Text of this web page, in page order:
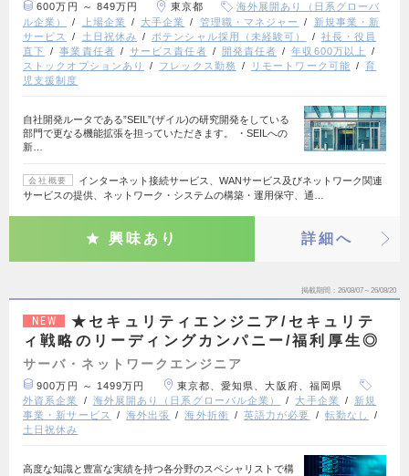
600万円 ～ 849万円 東京都
海外展開あり（日系グローバ
ル企業）
上場企業 大手企業 管理職・マネジャー
新規事業・新
サービス
土日祝休み ポテンシャル採用（未経験可）
社長・役員
直下
事業責任者 サービス責任者 開発責任者
年収600万以上
ストックオプションあり
フレックス勤務 リモートワーク可能
育
児支援制度
自社開発ルータである”SEIL”(ザイル)の研究開発をしている
部門で更なる機能拡張を担っていただきます。 ・SEILへの
新…
会社概要
インターネット接続サービス、WANサービス及びネットワーク関連
サービスの提供、ネットワーク・システムの構築・運用保守、通…
興味あり 詳細へ
掲載期間 26/08/07～26/08/20
NEW
★セキュリティエンジニア/セキュリテ
ィ戦略のリーディングカンパニー/福利厚生◎
サーバ・ネットワークエンジニア
900万円 ～ 1499万円
東京都、愛知県、大阪府、福岡県
外資系企業
海外展開あり（日系グローバル企業） 大手企業
新規
事業・新サービス
海外出張 海外折衝 英語力が必要
転勤なし
土日祝休み
高度な知識と豊富な実績を持つ各分野のスペシャリストで構